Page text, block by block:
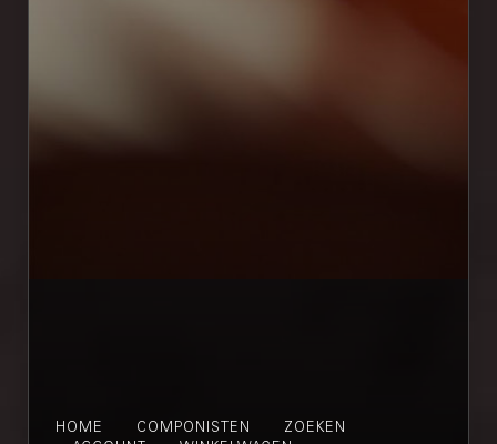
HOME COMPONISTEN
ZOEKEN